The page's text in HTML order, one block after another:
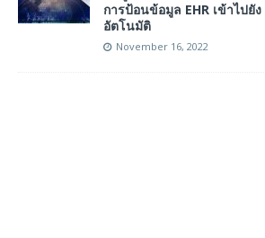
การป้อนข้อมูล EHR เข้าไปยั
อัตโนมัติ
November 16, 2022